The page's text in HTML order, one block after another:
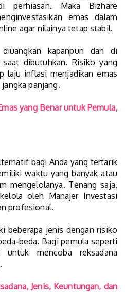
perhiasan. Maka Bizhare
emas dalam
agar nilainya tetap stabil.
kapanpun dan di
dibutuhkan. Risiko yang
laju inflasi menjadikan emas
panjang.
yang Benar untuk Pemula,
bagi Anda yang tertarik
waktu yang banyak atau
mengelolanya. Tenang saja,
oleh Manajer Investasi
profesional.
beberapa jenis dengan risiko
beda. Bagi pemula seperti
untuk mencoba reksadana
Jenis, Keuntungan, dan